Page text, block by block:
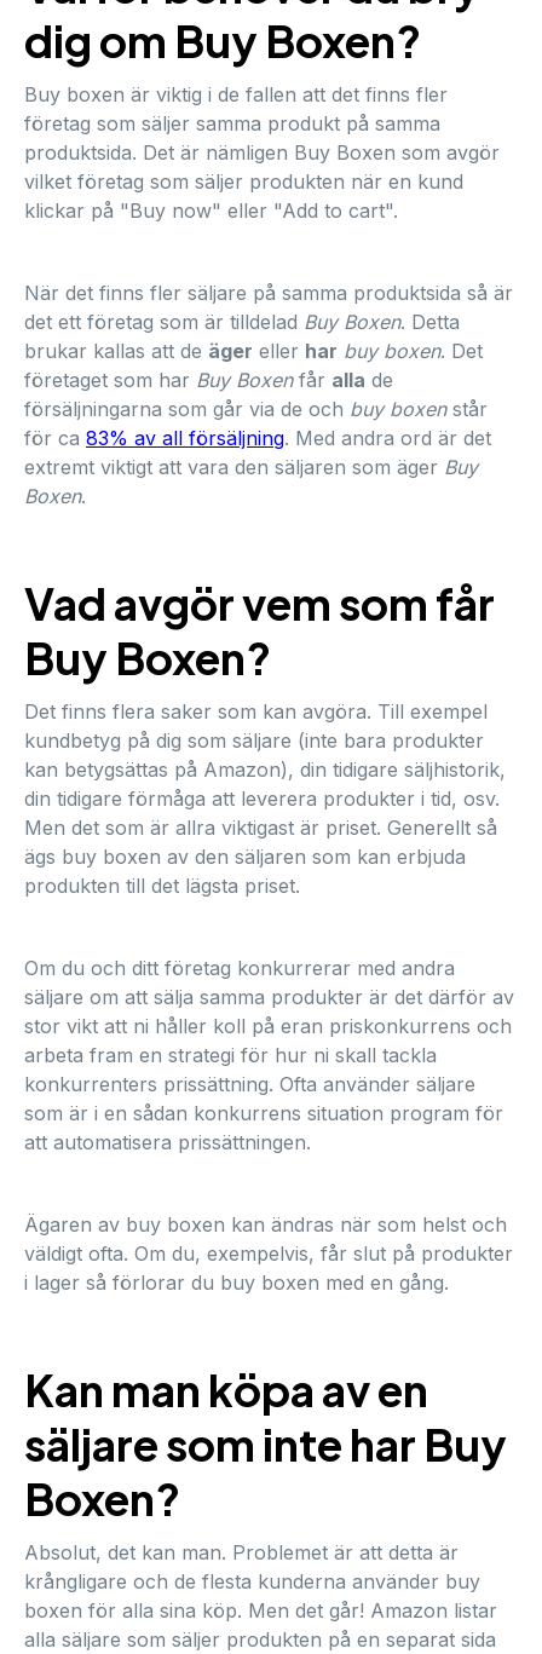
dig om Buy Boxen?
Buy boxen är viktig i de fallen att det finns fler
företag som säljer samma produkt på samma
produktsida. Det är nämligen Buy Boxen som avgör
vilket företag som säljer produkten när en kund
klickar på "Buy now" eller "Add to cart".
När det finns fler säljare på samma produktsida så är
det ett företag som är tilldelad Buy Boxen. Detta
brukar kallas att de äger eller har buy boxen. Det
företaget som har Buy Boxenfår alla de
försäljningarna som går via de och buy boxenstår
för ca 83% av all försäljning. Med andra ord är det
extremt viktigt att vara den säljaren som äger Buy
Boxen.
Vad avgör vem som får
Buy Boxen?
Det finns flera saker som kan avgöra. Till exempel
kundbetyg på dig som säljare (inte bara produkter
kan betygsättas på Amazon), din tidigare säljhistorik,
din tidigare förmåga att leverera produkter i tid, osv.
Men det som är allra viktigast är priset. Generellt så
ägs buy boxen av den säljaren som kan erbjuda
produkten till det lägsta priset.
Om du och ditt företag konkurrerar med andra
säljare om att sälja samma produkter är det därför av
stor vikt att ni håller koll på eran priskonkurrens och
arbeta fram en strategi för hur ni skall tackla
konkurrenters prissättning. Ofta använder säljare
som är i en sådan konkurrens situation program för
att automatisera prissättningen.
Ägaren av buy boxen kan ändras när som helst och
väldigt ofta. Om du, exempelvis, får slut på produkter
i lager så förlorar du buy boxen med en gång.
Kan man köpa av en
säljare som inte har Buy
Boxen?
Absolut, det kan man. Problemet är att detta är
krångligare och de flesta kunderna använder buy
boxen för alla sina köp. Men det går! Amazon listar
alla säljare som säljer produkten på en separat sida